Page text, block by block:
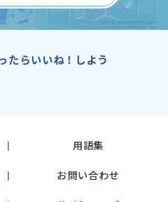
たらいいね！しよう
用語集
お問い合わせ